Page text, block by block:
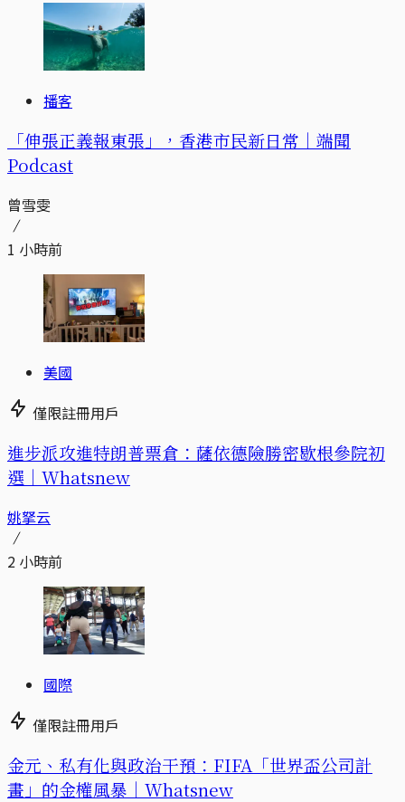
播客
「伸張正義報東張」，香港市民新日常｜端聞
Podcast
曾雪雯
1 小時前
美國
僅限註冊用戶
進步派攻進特朗普票倉：薩依德險勝密歇根參院初
選｜Whatsnew
姚拏云
2 小時前
國際
僅限註冊用戶
金元、私有化與政治干預：FIFA「世界盃公司計
畫」的金權風暴｜Whatsnew